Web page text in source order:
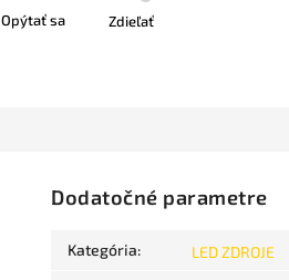
Opýtať sa Zdieľať
Dodatočné parametre
Kategória: LED ZDROJE